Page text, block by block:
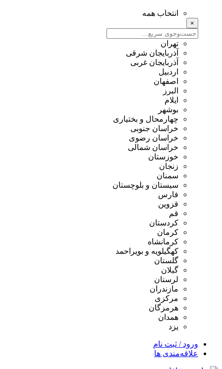
انتخاب همه
×
تهران
آذربایجان شرقی
آذربایجان غربی
اردبیل
اصفهان
البرز
ایلام
بوشهر
چهارمحال و بختیاری
خراسان جنوبی
خراسان رضوی
خراسان شمالی
خوزستان
زنجان
سمنان
سیستان و بلوچستان
فارس
قزوین
قم
کردستان
کرمان
کرمانشاه
کهگیلویه و بویراحمد
گلستان
گیلان
لرستان
مازندران
مرکزی
هرمزگان
همدان
یزد
ورود / ثبت نام
علاقه‌مندی ها